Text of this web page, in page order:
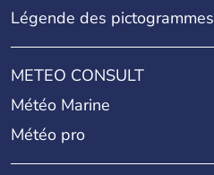
Légende des pictogrammes
METEO CONSULT
Météo Marine
Météo pro